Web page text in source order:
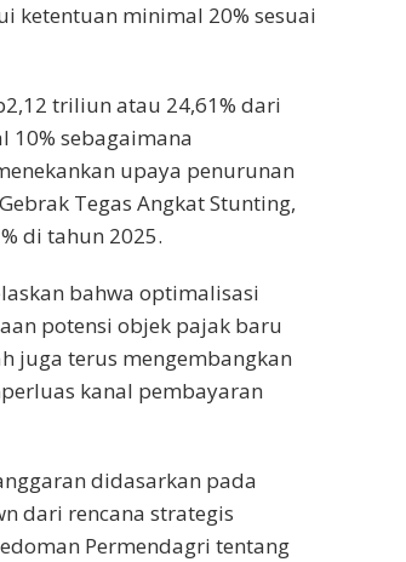
ketentuan minimal 20% sesuai
triliun atau 24,61% dari
10% sebagaimana
upaya penurunan
Tegas Angkat Stunting,
di tahun 2025.
bahwa optimalisasi
potensi objek pajak baru
juga terus mengembangkan
kanal pembayaran
didasarkan pada
dari rencana strategis
Permendagri tentang